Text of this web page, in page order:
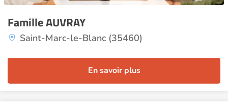
Famille AUVRAY
Saint-Marc-le-Blanc (35460)
En savoir plus